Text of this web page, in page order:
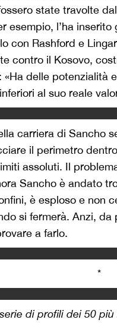
state travolte
esempio, l’ha
con Rashford e
contro il Kosovo,
delle potenzialità
al suo reale
carriera di Sancho
il perimetro
assoluti. Il
Sancho è andato
è esploso e non
si fermerà. Anzi,
a farlo.
*
di profili dei 50